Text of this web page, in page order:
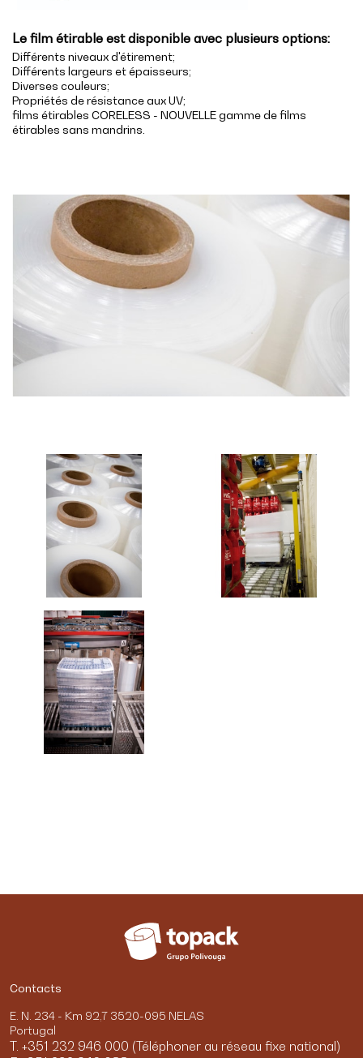
Le film étirable est disponible avec plusieurs options:
Différents niveaux d'étirement;
Différents largeurs et épaisseurs;
Diverses couleurs;
Propriétés de résistance aux UV;
films étirables CORELESS - NOUVELLE gamme de films
étirables sans mandrins.
Contacts
E. N. 234 - Km 92,7 3520-095 NELAS
Portugal
T. +351 232 946 000 (Téléphoner au réseau fixe national)